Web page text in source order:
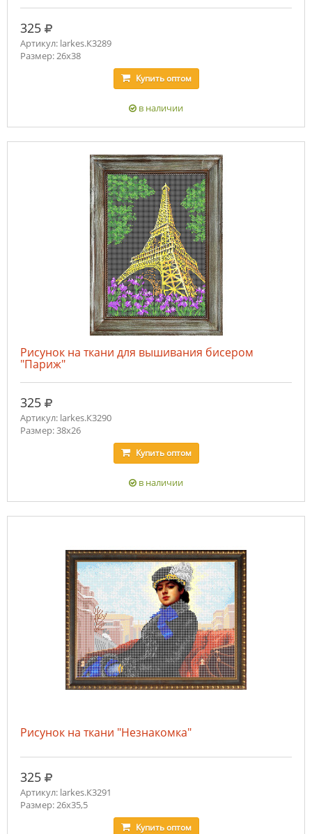
325 руб.
Артикул: larkes.К3289
Размер: 26х38
Купитьоптом
в наличии
Рисунок на ткани для вышивания бисером
"Париж"
325 руб.
Артикул: larkes.К3290
Размер: 38х26
Купитьоптом
в наличии
Рисунок на ткани "Незнакомка"
325 руб.
Артикул: larkes.К3291
Размер: 26х35,5
Купитьоптом